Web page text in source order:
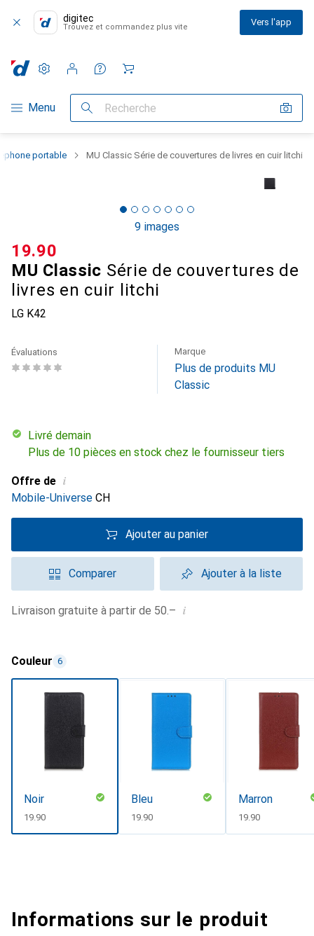
digitec
Trouvez et commandez plus vite Vers l'app
Navigation par catégorie
Menu Recherche
Paramètres
Compte client
Listes de comparaison
Listes d'envies
Panier
portable MU Classic Série de couvertures de livres en cuir litchi
9 images
MU Classic Série de couvertures de
livres en cuir litchi
LG K42
CHF
19.90
Évaluations Marque
Plus de produits MU
Classic
Livré demain
Plus de 10 pièces en stock chez le fournisseur tiers
Offre de i
Mobile-Universe CH
Ajouter au panier
Comparer Ajouter à la liste
Livraison gratuite à partir de 50.– i
Couleur 6
Noir
CHF
19.90
Bleu
CHF
19.90
Marron
CHF
19.90
Informations sur le produit